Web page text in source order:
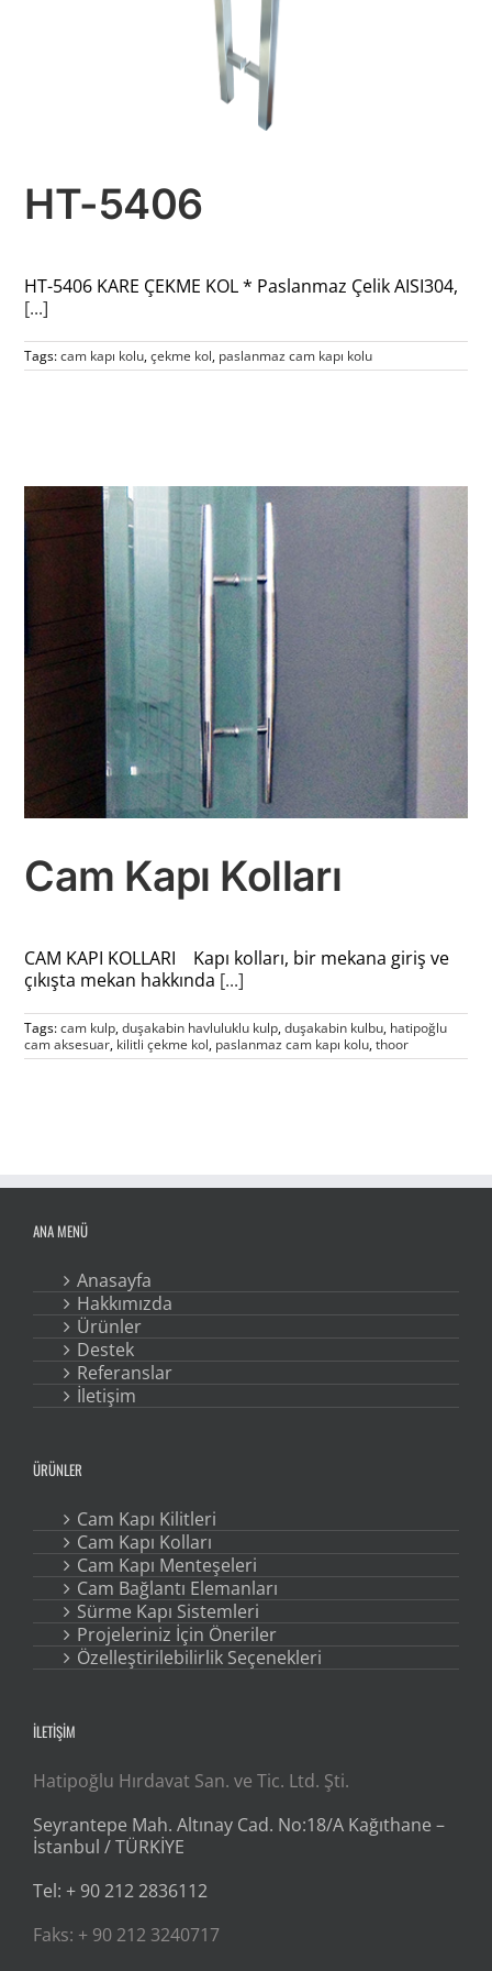
HT-5406
HT-5406 KARE ÇEKME KOL * Paslanmaz Çelik AISI304,
[...]
Tags:cam kapı kolu,çekme kol, paslanmaz cam kapı kolu
Cam Kapı Kolları
CAM KAPI KOLLARI Kapı kolları, bir mekana giriş ve
çıkışta mekan hakkında [...]
Tags:cam kulp,duşakabin havluluklu kulp,duşakabin kulbu, hatipoğlu
cam aksesuar, kilitli çekme kol, paslanmaz cam kapı kolu,thoor
ANA MENÜ
Anasayfa
Hakkımızda
Ürünler
Destek
Referanslar
İletişim
ÜRÜNLER
Cam Kapı Kilitleri
Cam Kapı Kolları
Cam Kapı Menteşeleri
Cam Bağlantı Elemanları
Sürme Kapı Sistemleri
Projeleriniz İçin Öneriler
Özelleştirilebilirlik Seçenekleri
İLETİŞİM
Hatipoğlu Hırdavat San. ve Tic. Ltd. Şti.
Seyrantepe Mah. Altınay Cad. No:18/A Kağıthane –
İstanbul / TÜRKİYE
Tel: + 90 212 2836112
Faks: + 90 212 3240717